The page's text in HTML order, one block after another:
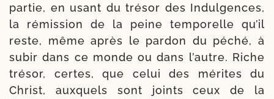
par­tie, en usant du tré­sor des Indulgences,
la rémis­sion de la peine tem­po­relle qu’il
reste, même après le par­don du péché, à
subir dans ce monde ou dans l’autre. Riche
tré­sor, certes, que celui des mérites du
Christ, aux­quels sont joints ceux de la